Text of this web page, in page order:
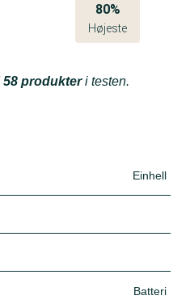
80%
Højeste
58 produkteri testen.
Einhell
Batteri